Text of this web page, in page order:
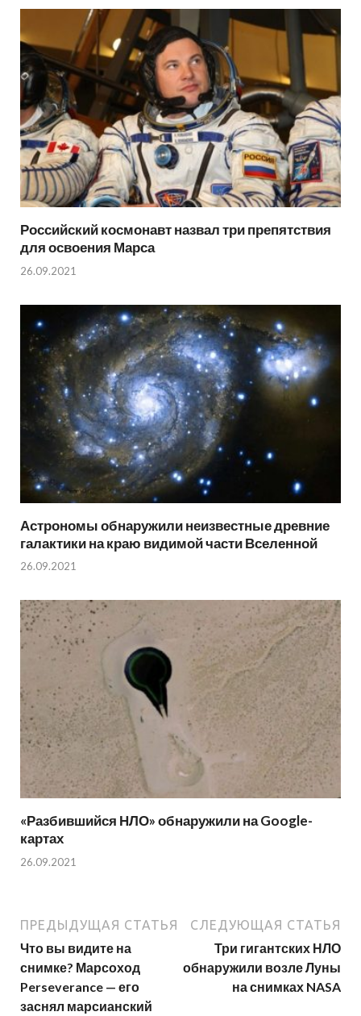
Российский космонавт назвал три препятствия
для освоения Марса
26.09.2021
Астрономы обнаружили неизвестные древние
галактики на краю видимой части Вселенной
26.09.2021
«Разбившийся НЛО» обнаружили на Google-
картах
26.09.2021
ПРЕДЫДУЩАЯ СТАТЬЯ
Что вы видите на
снимке? Марсоход
Perseverance — его
заснял марсианский
СЛЕДУЮЩАЯ СТАТЬЯ
Три гигантских НЛО
обнаружили возле Луны
на снимках NASA